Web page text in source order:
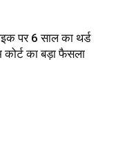
पर 6 साल का थर्ड
कोर्ट का बड़ा फैसला